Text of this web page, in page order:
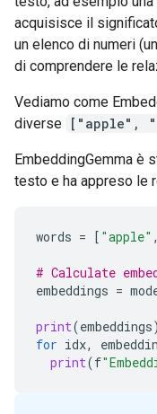
acquisisce il
un elenco di numeri
di comprendere le
Vediamo come
diverse ["apple",
EmbeddingGemma è
testo e ha appreso le
words = [ "apple" ,
# Calculate
embeddings =
print(embeddings)
for idx,
print(f